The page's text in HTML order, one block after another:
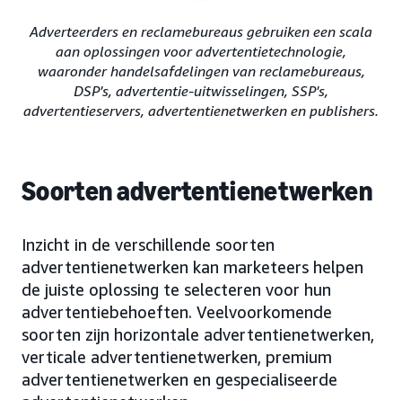
Adverteerders en reclamebureaus gebruiken een scala
aan oplossingen voor advertentietechnologie,
waaronder handelsafdelingen van reclamebureaus,
DSP's, advertentie-uitwisselingen, SSP's,
advertentieservers, advertentienetwerken en publishers.
Soorten advertentienetwerken
Inzicht in de verschillende soorten
advertentienetwerken kan marketeers helpen
de juiste oplossing te selecteren voor hun
advertentiebehoeften. Veelvoorkomende
soorten zijn horizontale advertentienetwerken,
verticale advertentienetwerken, premium
advertentienetwerken en gespecialiseerde